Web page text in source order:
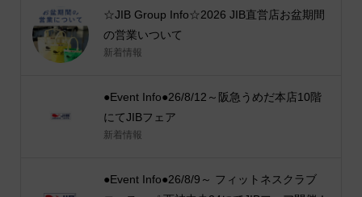
☆JIB Group Info☆2026 JIB直営店お盆期間
の営業いついて
新着情報
●Event Info●26/8/12～阪急うめだ本店10階
にてJIBフェア
新着情報
●Event Info●26/8/9～ フィットネスクラブ